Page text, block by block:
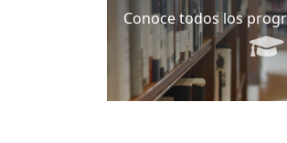
Conoce todos los